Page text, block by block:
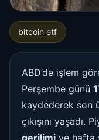
bitcoin etf
ABD’de işlem
Perşembe günü
kaydederek son
çıkışını yaşadı.
gerilimi ve hafta